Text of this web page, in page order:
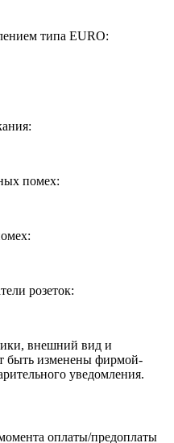
типа EURO:
помех:
розеток:
внешний вид и
быть изменены фирмой-
уведомления.
оплаты/предоплаты